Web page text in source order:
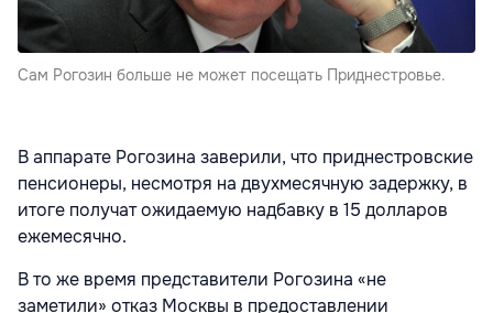
Сам Рогозин больше не может посещать Приднестровье.
В аппарате Рогозина заверили, что приднестровские
пенсионеры, несмотря на двухмесячную задержку, в
итоге получат ожидаемую надбавку в 15 долларов
ежемесячно.
В то же время представители Рогозина «не
заметили» отказ Москвы в предоставлении